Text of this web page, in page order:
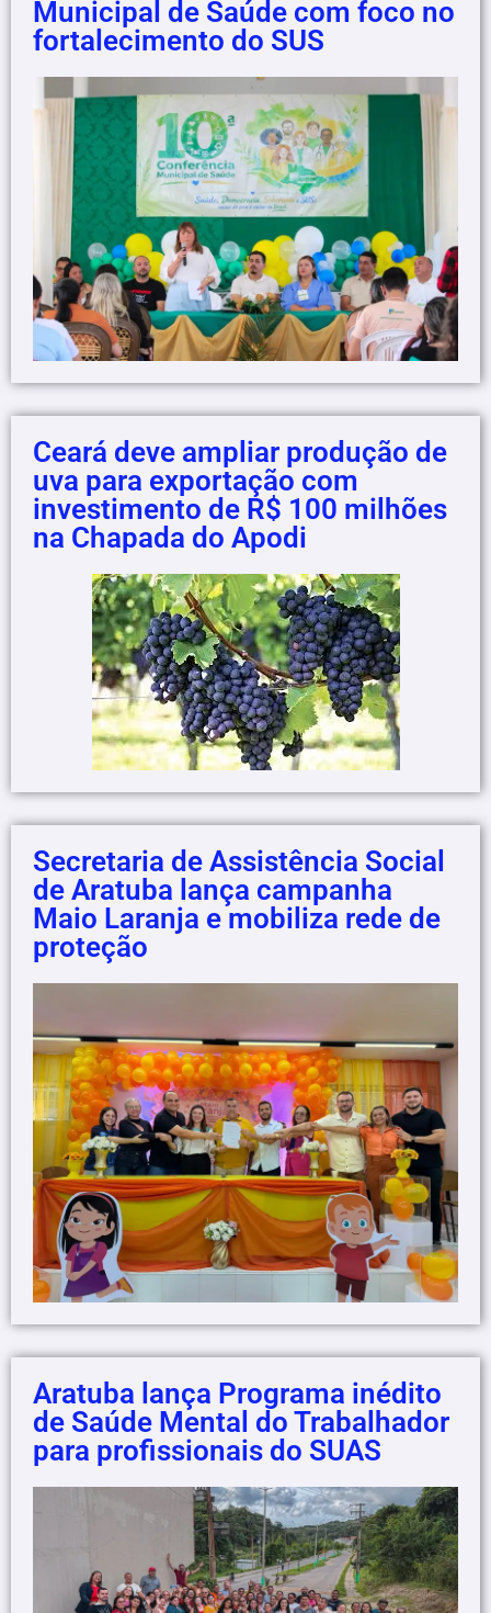
Municipal de Saúde com foco no
fortalecimento do SUS
Ceará deve ampliar produção de
uva para exportação com
investimento de R$ 100 milhões
na Chapada do Apodi
Secretaria de Assistência Social
de Aratuba lança campanha
Maio Laranja e mobiliza rede de
proteção
Aratuba lança Programa inédito
de Saúde Mental do Trabalhador
para profissionais do SUAS